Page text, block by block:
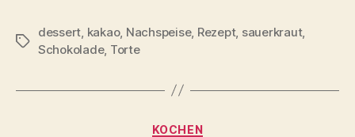
Schlagwörter
dessert, kakao, Nachspeise, Rezept, sauerkraut,
Schokolade, Torte
Kategorien
KOCHEN